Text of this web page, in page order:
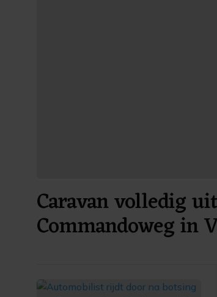
Caravan volledig
Commandoweg in